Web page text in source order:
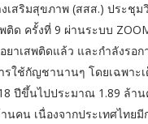
สริมสุขภาพ (สสส.) ประชุม
ติด ครั้งที่ 9 ผ่านระบบ
าเสพติดแล้ว และกำลังรอก
รใช้กัญชานานๆ โดยเฉพาะ
ปีขึ้นไปประมาณ 1.89 ล้า
คน เนื่องจากประเทศไทย